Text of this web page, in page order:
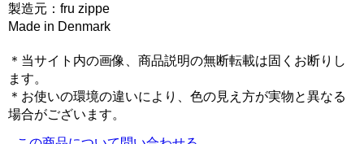
製造元：fru zippe
Made in Denmark
＊当サイト内の画像、商品説明の無断転載は固くお断りし
ます。
＊お使いの環境の違いにより、色の見え方が実物と異なる
場合がございます。